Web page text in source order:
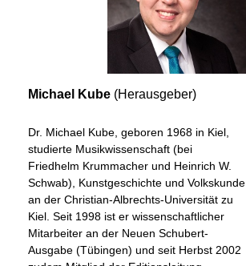
Michael Kube (Herausgeber)
Dr. Michael Kube, geboren 1968 in Kiel,
studierte Musikwissenschaft (bei
Friedhelm Krummacher und Heinrich W.
Schwab), Kunstgeschichte und Volkskunde
an der Christian-Albrechts-Universität zu
Kiel. Seit 1998 ist er wissenschaftlicher
Mitarbeiter an der Neuen Schubert-
Ausgabe (Tübingen) und seit Herbst 2002